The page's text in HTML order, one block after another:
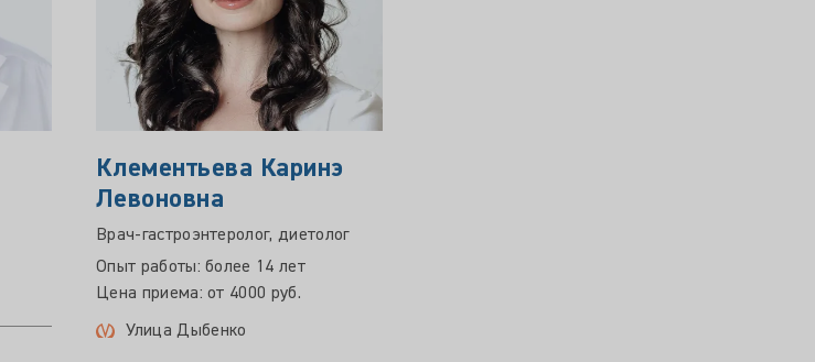
Клементьева Каринэ
Левоновна
Врач-гастроэнтеролог, диетолог
Опыт работы: более 14 лет
Цена приема: от 4000 руб.
Улица Дыбенко